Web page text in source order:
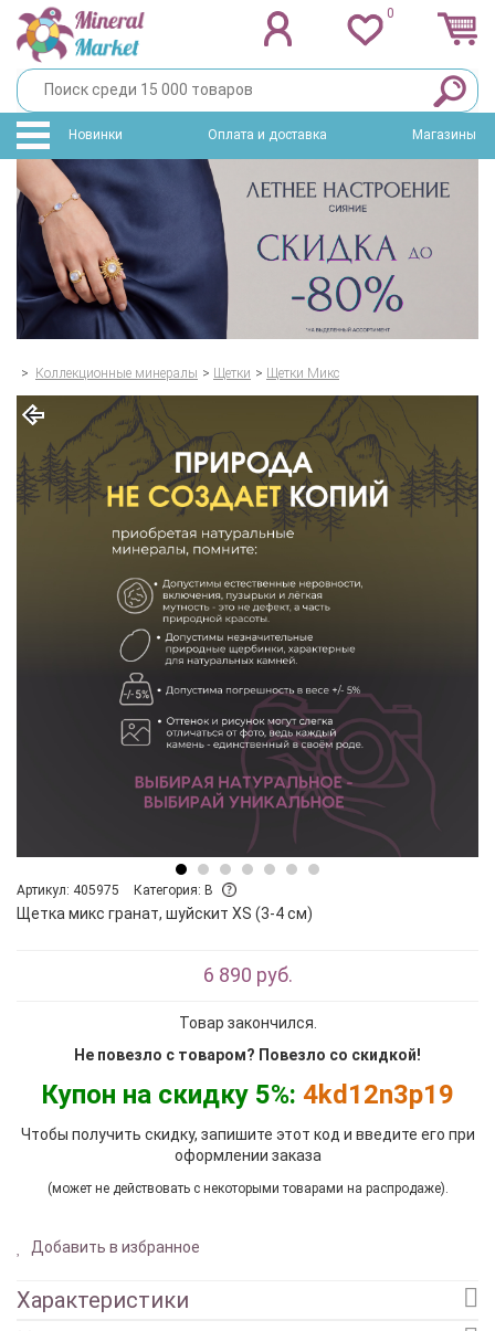
0
Новинки Оплата и доставка Магазины
> Коллекционные минералы > Щетки > Щетки Микс
Артикул: 405975 Категория: B
Щетка микс гранат, шуйскит XS (3-4 см)
6 890 руб.
Товар закончился.
Не повезло с товаром? Повезло со скидкой!
Купон на скидку 5%: 4kd12n3p19
Чтобы получить скидку, запишите этот код и введите его при
оформлении заказа
(может не действовать с некоторыми товарами на распродаже).
Добавить в избранное
Характеристики